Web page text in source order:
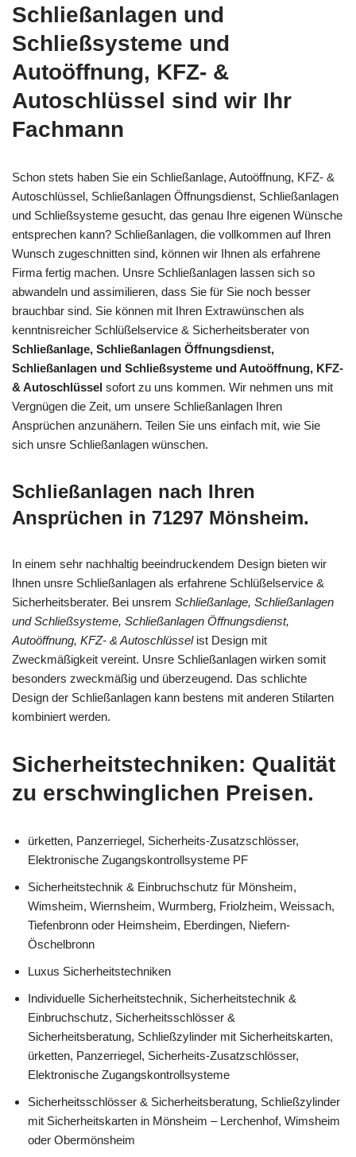
Schließanlagen und
Schließsysteme und
Autoöffnung, KFZ- &
Autoschlüssel sind wir Ihr
Fachmann
Schon stets haben Sie ein Schließanlage, Autoöffnung, KFZ- &
Autoschlüssel, Schließanlagen Öffnungsdienst, Schließanlagen
und Schließsysteme gesucht, das genau Ihre eigenen Wünsche
entsprechen kann? Schließanlagen, die vollkommen auf Ihren
Wunsch zugeschnitten sind, können wir Ihnen als erfahrene
Firma fertig machen. Unsre Schließanlagen lassen sich so
abwandeln und assimilieren, dass Sie für Sie noch besser
brauchbar sind. Sie können mit Ihren Extrawünschen als
kenntnisreicher Schlüßelservice & Sicherheitsberater von
Schließanlage, Schließanlagen Öffnungsdienst,
Schließanlagen und Schließsysteme und Autoöffnung, KFZ-
& Autoschlüssel sofort zu uns kommen. Wir nehmen uns mit
Vergnügen die Zeit, um unsere Schließanlagen Ihren
Ansprüchen anzunähern. Teilen Sie uns einfach mit, wie Sie
sich unsre Schließanlagen wünschen.
Schließanlagen nach Ihren
Ansprüchen in 71297 Mönsheim.
In einem sehr nachhaltig beeindruckendem Design bieten wir
Ihnen unsre Schließanlagen als erfahrene Schlüßelservice &
Sicherheitsberater. Bei unsrem Schließanlage, Schließanlagen
und Schließsysteme, Schließanlagen Öffnungsdienst,
Autoöffnung, KFZ- & Autoschlüsselist Design mit
Zweckmäßigkeit vereint. Unsre Schließanlagen wirken somit
besonders zweckmäßig und überzeugend. Das schlichte
Design der Schließanlagen kann bestens mit anderen Stilarten
kombiniert werden.
Sicherheitstechniken: Qualität
zu erschwinglichen Preisen.
ürketten, Panzerriegel, Sicherheits-Zusatzschlösser,
Elektronische Zugangskontrollsysteme PF
Sicherheitstechnik & Einbruchschutz für Mönsheim,
Wimsheim, Wiernsheim, Wurmberg, Friolzheim, Weissach,
Tiefenbronn oder Heimsheim, Eberdingen, Niefern-
Öschelbronn
Luxus Sicherheitstechniken
Individuelle Sicherheitstechnik, Sicherheitstechnik &
Einbruchschutz, Sicherheitsschlösser &
Sicherheitsberatung, Schließzylinder mit Sicherheitskarten,
ürketten, Panzerriegel, Sicherheits-Zusatzschlösser,
Elektronische Zugangskontrollsysteme
Sicherheitsschlösser & Sicherheitsberatung, Schließzylinder
mit Sicherheitskarten in Mönsheim – Lerchenhof, Wimsheim
oder Obermönsheim